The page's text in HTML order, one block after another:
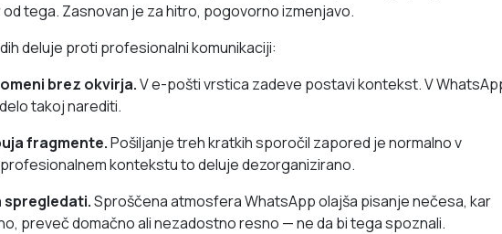
tega. Zasnovan je za hitro, pogovorno izmenjavo.
deluje proti profesionalni komunikaciji:
brez okvirja.V e-pošti vrstica zadeve postavi kontekst. V
takoj narediti.
fragmente.Pošiljanje treh kratkih sporočil zapored je normalno v
kontekstu to deluje dezorganizirano.
spregledati.Sproščena atmosfera WhatsApp olajša pisanje nečesa, kar
preveč domačno ali nezadostno resno — ne da bi tega spoznali.